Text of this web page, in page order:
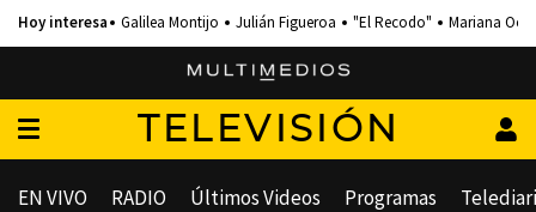
Galilea Montijo Julián Figueroa "El Recodo" Mariana
TELEVISIÓN
EN VIVO RADIO Últimos Videos Programas